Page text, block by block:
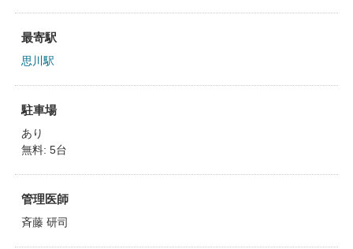
最寄駅
思川駅
駐車場
あり
無料: 5台
管理医師
斉藤 研司